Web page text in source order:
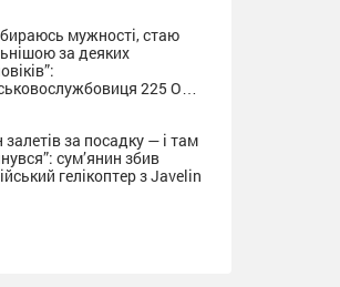
мужності, стаю
за деяких
225 ОШП
залетів за посадку — і там
сум’янин збив
гелікоптер з Javelin